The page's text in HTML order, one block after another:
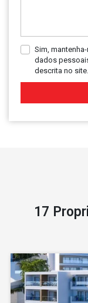
Sim,
dados
descrita no site.
17